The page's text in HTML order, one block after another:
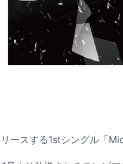
ースする1stシングル「